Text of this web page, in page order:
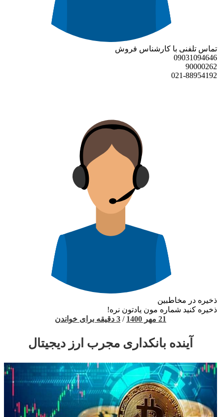
تماس تلفنی با کارشناس فروش
09031094646
90000262
021-88954192
ذخیره در مخاطبین
ذخیره کنید شماره مون یادتون نره!
21 مهر 1400
/ 3 دقیقه برای خواندن
آینده بانکداری مجرب ارز دیجیتال